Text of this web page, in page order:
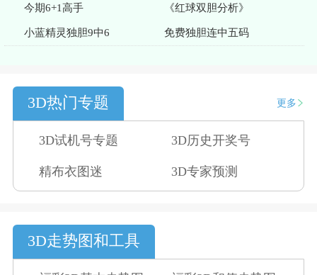
今期6+1高手 《红球双胆分析》
小蓝精灵独胆9中6 免费独胆连中五码
3D热门专题 更多
3D试机号专题 3D历史开奖号
精布衣图迷 3D专家预测
3D走势图和工具